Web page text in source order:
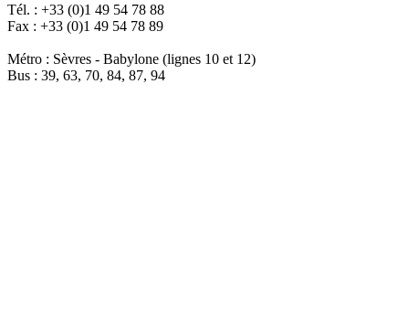
Tél. : +33 (0)1 49 54 78 88
Fax : +33 (0)1 49 54 78 89
Métro : Sèvres - Babylone (lignes 10 et 12)
Bus : 39, 63, 70, 84, 87, 94